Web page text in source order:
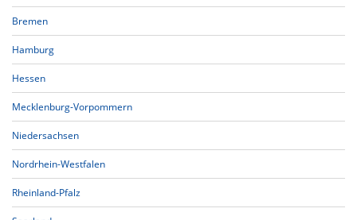
Bremen
Hamburg
Hessen
Mecklenburg-Vorpommern
Niedersachsen
Nordrhein-Westfalen
Rheinland-Pfalz